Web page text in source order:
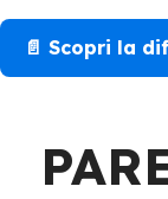
📄 Scopri la